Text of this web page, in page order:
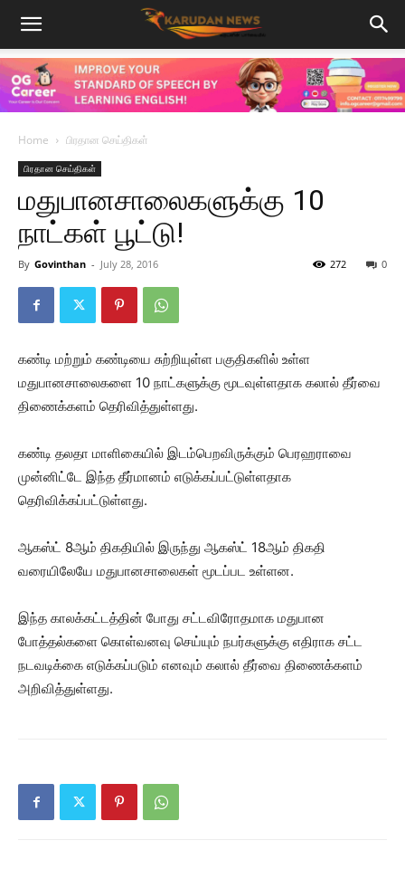
Home பிரதான செய்திகள்
பிரதான செய்திகள்
மதுபானசாலைகளுக்கு 10
நாட்கள் பூட்டு!
By Govinthan - July 28, 2016 0
272
கண்டி மற்றும் கண்டியை சுற்றியுள்ள பகுதிகளில் உள்ள
மதுபானசாலைகளை 10 நாட்களுக்கு மூடவுள்ளதாக கலால் தீர்வை
திணைக்களம் தெரிவித்துள்ளது.
கண்டி தலதா மாளிகையில் இடம்பெறவிருக்கும் பெரஹராவை
முன்னிட்டே இந்த தீர்மானம் எடுக்கப்பட்டுள்ளதாக
தெரிவிக்கப்பட்டுள்ளது.
ஆகஸ்ட் 8ஆம் திகதியில் இருந்து ஆகஸ்ட் 18ஆம் திகதி
வரையிலேயே மதுபானசாலைகள் மூடப்பட உள்ளன.
இந்த காலக்கட்டத்தின் போது சட்டவிரோதமாக மதுபான
போத்தல்களை கொள்வனவு செய்யும் நபர்களுக்கு எதிராக சட்ட
நடவடிக்கை எடுக்கப்படும் எனவும் கலால் தீர்வை திணைக்களம்
அறிவித்துள்ளது.